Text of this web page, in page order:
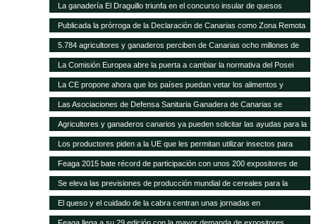
La ganadería El Draguillo triunfa en el concurso insular de quesos
Publicada la prórroga de la Declaración de Canarias como Zona Remota
a efectos de la eliminación de subproductos SANDACH hasta junio de
2018
5.784 agricultores y ganaderos perciben de Canarias ocho millones de
euros en ayudas adicionales POSEI
La Comisión Europea abre la puerta a cambiar la normativa del Posei
La CE propone ahora que los países puedan vetar los alimentos y
piensos transgénicos
Las Asociaciones de Defensa Sanitaria Ganadera de Canarias se
reunirán anualmente en la Feria de Fuerteventura
Agricultores y ganaderos canarios ya pueden solicitar las ayudas para la
contratación de seguros agrarios
Los productores piden a la UE que les permitan utilizar insectos para
fabricar piensos
Feaga 2015 bate récord de participación con unos 200 expositores de
empresas, productores locales y gastronomía tradicional
Se eleva las previsiones de producción mundial de cereales para la
campaña 2014-2015
El queso y el cuidado de la cabra centran unas jornadas en
Fuerteventura